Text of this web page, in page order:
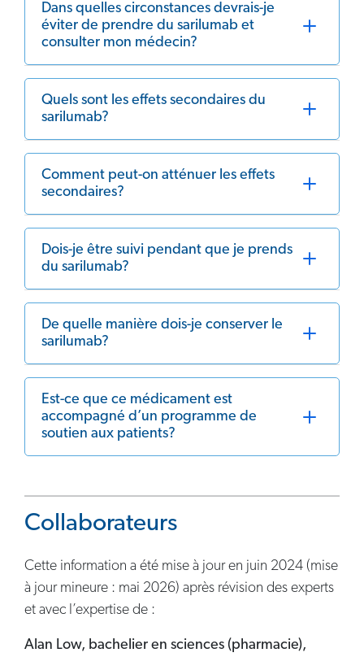
Dans quelles circonstances devrais-je
éviter de prendre du sarilumab et
consulter mon médecin?
Quels sont les effets secondaires du
sarilumab?
Comment peut-on atténuer les effets
secondaires?
Dois-je être suivi pendant que je prends
du sarilumab?
De quelle manière dois-je conserver le
sarilumab?
Est-ce que ce médicament est
accompagné d’un programme de
soutien aux patients?
Collaborateurs
Cette information a été mise à jour en juin 2024 (mise
à jour mineure : mai 2026) après révision des experts
et avec l’expertise de :
Alan Low, bachelier en sciences (pharmacie),